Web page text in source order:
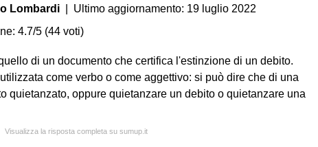
Lombardi | Ultimo aggiornamento: 19 luglio 2022
4.7/5 (44 voti)
di un documento che certifica l'estinzione di un debito.
come verbo o come aggettivo: si può dire che di una
quietanzato, oppure quietanzare un debito o quietanzare una
Visualizza la risposta completa su sumup.it